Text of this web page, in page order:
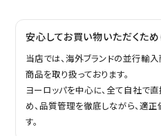
安心してお買い物いただくため
当店では、海外ブランドの並行輸
商品を取り扱っております。
ヨーロッパを中心に、全て自社で
め、品質管理を徹底しながら、適
す。